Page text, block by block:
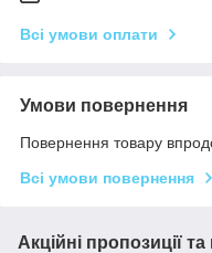
Всі умови оплати
Умови повернення
Повернення товару
Всі умови повернення
Акційні пропозиції